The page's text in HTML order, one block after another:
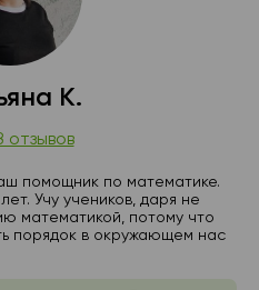
К.
отзывов
помощник по математике.
Учу учеников, даря не
математикой, потому что
порядок в окружающем нас
сб
Нет
свободных
Нет
свободных